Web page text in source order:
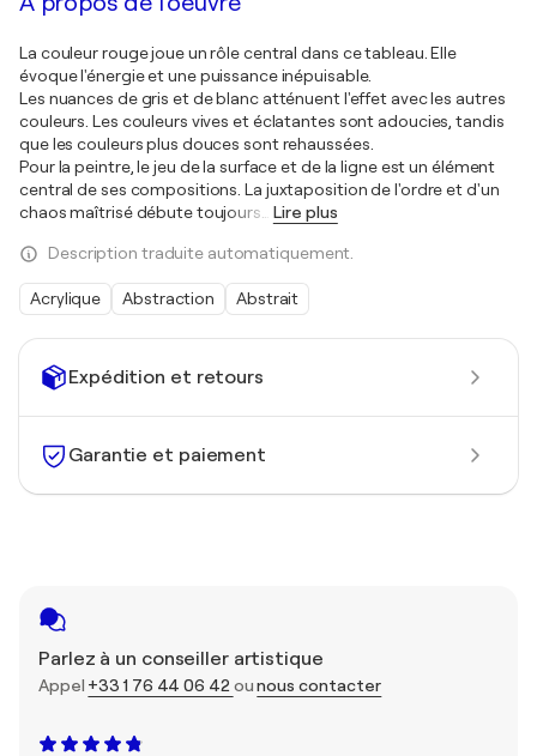
Expédition et retours
Garantie et paiement
Parlez à un conseiller artistique
Appel +33 1 76 44 06 42 ounous contacter
La couleur rouge joue un rôle central dans ce tableau. Elle
évoque l'énergie et une puissance inépuisable.
Les nuances de gris et de blanc atténuent l'effet avec les autres
couleurs. Les couleurs vives et éclatantes sont adoucies, tandis
que les couleurs plus douces sont rehaussées.
Pour la peintre, le jeu de la surface et de la ligne est un élément
central de ses compositions. La juxtaposition de l'ordre et d'un
chaos maîtrisé débute toujours
Lire plus
Description traduite automatiquement.
Acrylique Abstraction Abstrait